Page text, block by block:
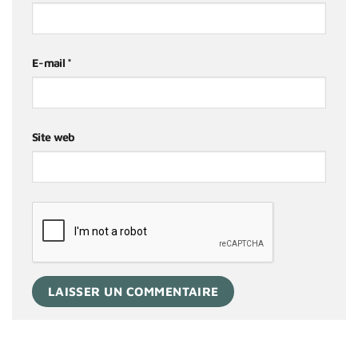
E-mail *
Site web